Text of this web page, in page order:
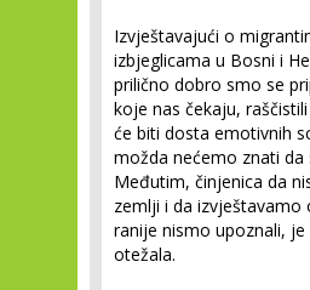
Izvještavajući o
izbjeglicama u Bosni i
prilično dobro smo se
koje nas čekaju,
će biti dosta emotivnih
možda nećemo znati da
Međutim, činjenica da
zemlji i da izvještavamo
ranije nismo upoznali,
otežala.